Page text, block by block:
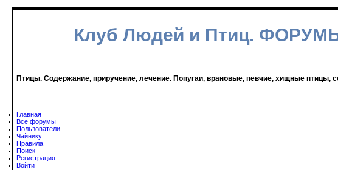
Клуб Людей и Птиц.
Птицы. Содержание, приручение, лечение. Попугаи, врановые, певчие, хищные птицы,
Главная
Все форумы
Пользователи
Чайнику
Правила
Поиск
Регистрация
Войти